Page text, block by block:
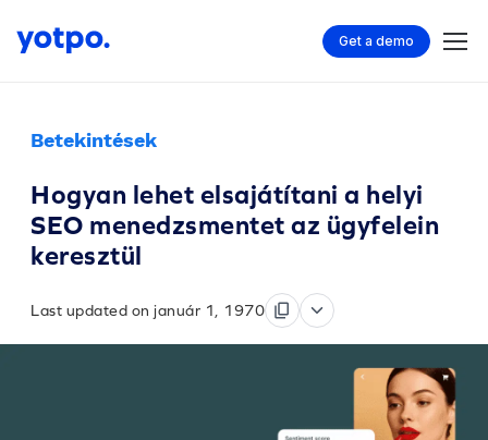
Get a demo
Betekintések
Hogyan lehet elsajátítani a helyi
SEO menedzsmentet az ügyfelein
keresztül
Last updated on január 1, 1970